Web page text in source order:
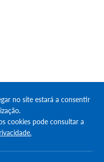
no site estará a consentir
cookies pode consultar a